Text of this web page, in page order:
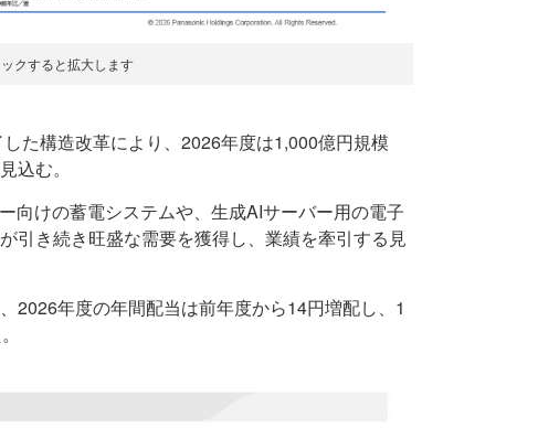
クすると拡大します
た構造改革により、2026年度は1,000億円規模
込む。
向けの蓄電システムや、生成AIサーバー用の電子
引き続き旺盛な需要を獲得し、業績を牽引する見
2026年度の年間配当は前年度から14円増配し、1